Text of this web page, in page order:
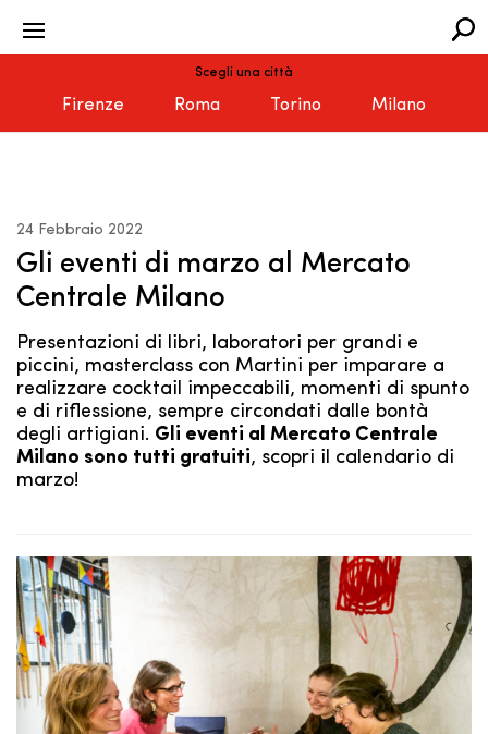
Scegli una città
Firenze Roma Torino Milano
24 Febbraio 2022
Gli eventi di marzo al Mercato
Centrale Milano
Presentazioni di libri, laboratori per grandi e
piccini, masterclass con Martini per imparare a
realizzare cocktail impeccabili, momenti di spunto
e di riflessione, sempre circondati dalle bontà
degli artigiani. Gli eventi al Mercato Centrale
Milano sono tutti gratuiti, scopri il calendario di
marzo!